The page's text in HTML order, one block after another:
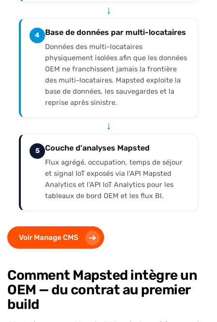
↓
4 Base de données par multi-locataires
Données des multi-locataires
physiquement isolées afin que les données
OEM ne franchissent jamais la frontière
des multi-locataires. Mapsted exploite la
base de données, les sauvegardes et la
reprise après sinistre.
↓
5 Couche d'analyses Mapsted
Flux agrégé, occupation, temps de séjour
et signal IoT exposés via l'API Mapsted
Analytics et l'API IoT Analytics pour les
tableaux de bord OEM et les flux BI.
Voir Manage CMS
Comment Mapsted intègre un
OEM — du contrat au premier
build